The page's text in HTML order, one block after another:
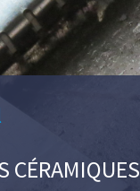
CÉRAMIQUES